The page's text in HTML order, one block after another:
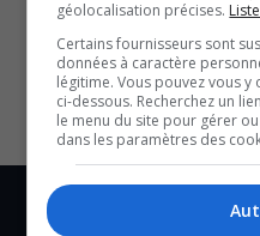
SOUTENIR NOS
CULTURE ET
géolocalisation précises.
Certains fournisseurs sont
données à caractère
légitime. Vous pouvez vous
ci-dessous. Recherchez un
le menu du site pour gérer
dans les paramètres des